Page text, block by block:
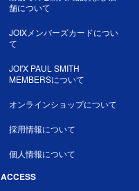
舗について
JOIXメンバーズカードについ
て
JOI'X PAUL SMITH
MEMBERSについて
オンラインショップについて
採用情報について
個人情報について
ACCESS